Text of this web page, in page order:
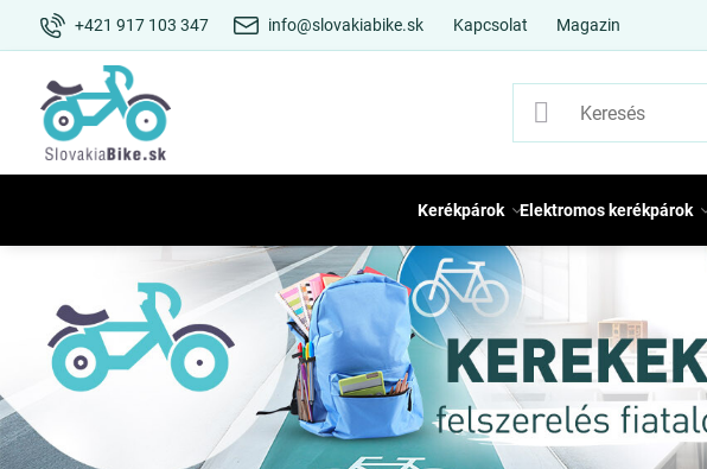
+421 917 103 347 info@slovakiabike.sk Kapcsolat Magazin
Kerékpárok Elektromos kerékpárok